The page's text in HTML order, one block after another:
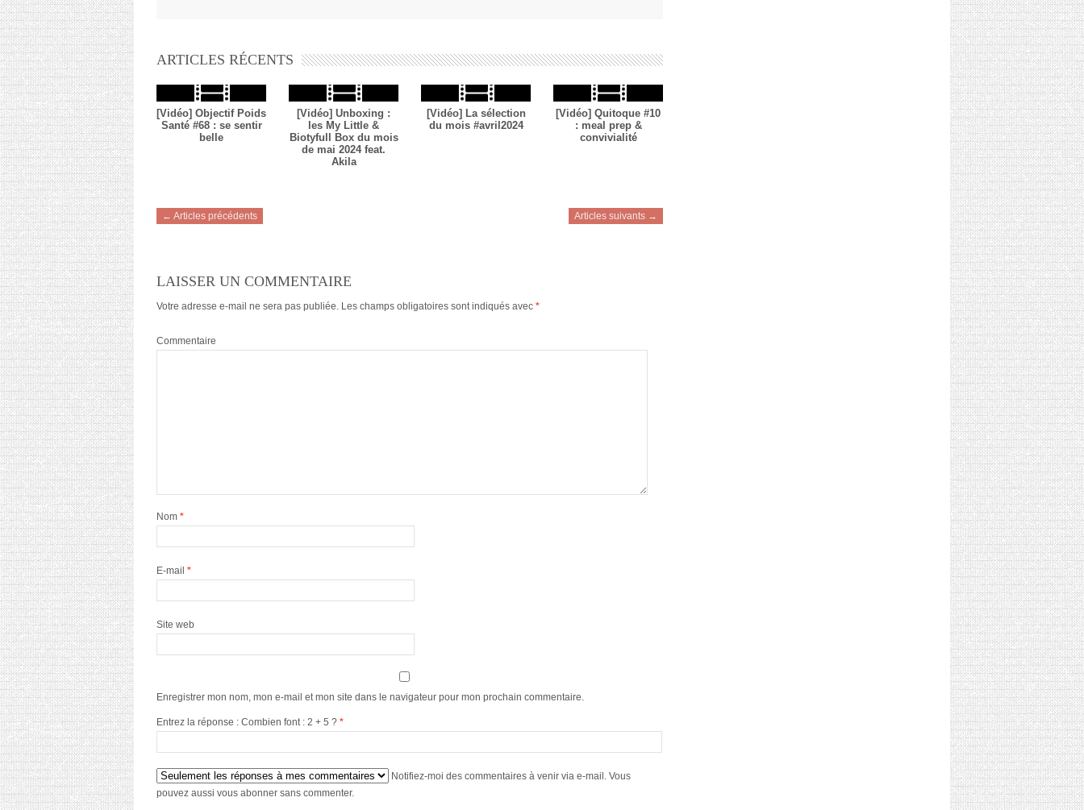
ARTICLES RÉCENTS
[Vidéo] Objectif Poids
Santé #68 : se sentir
belle
[Vidéo] Unboxing :
les My Little &
Biotyfull Box du mois
de mai 2024 feat.
Akila
[Vidéo] La sélection
du mois #avril2024
[Vidéo] Quitoque #10
: meal prep &
convivialité
← Articles précédents Articles suivants →
LAISSER UN COMMENTAIRE
Votre adresse e-mail ne sera pas publiée. Les champs obligatoires sont indiqués avec *
Commentaire
Nom *
E-mail *
Site web
Enregistrer mon nom, mon e-mail et mon site dans le navigateur pour mon prochain commentaire.
Entrez la réponse : Combien font : 2 + 5 ? *
Notifiez-moi des commentaires à venir via e-mail. Vous
pouvez aussi vous abonner sans commenter.